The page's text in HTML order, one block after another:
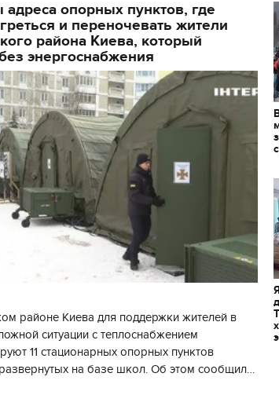
адреса опорных пунктов, где
и переночевать жители
района Киева, который
энергоснабжения
районе Киева для поддержки жителей в
ситуации с теплоснабжением
11 стационарных опорных пунктов
на базе школ. Об этом сообщил